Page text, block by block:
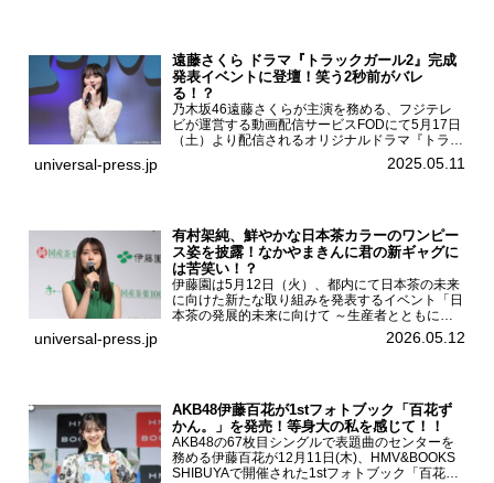
遠藤さくら ドラマ『トラックガール2』完成
発表イベントに登壇！笑う2秒前がバレ
る！？
乃木坂46遠藤さくらが主演を務める、フジテレ
ビが運営する動画配信サービスFODにて5月17日
（土）より配信されるオリジナルドラマ『トラッ
クガール2』の完成発表イベントが５月10日
（土）都内で開催された。FODドラマ『トラック
universal-press.jp 2025.05.11
有村架純、鮮やかな日本茶カラーのワンピー
ス姿を披露！なかやまきんに君の新ギャグに
は苦笑い！？
伊藤園は5月12日（火）、都内にて日本茶の未来
に向けた新たな取り組みを発表するイベント「日
本茶の発展的未来に向けて ～生産者とともに。
日本茶を世界へ～」を開催。イベントには伊藤園
のCMキャラクターを務める有村架純、伊藤園よ
universal-press.jp 2026.05.12
AKB48伊藤百花が1stフォトブック「百花ず
かん。」を発売！等身大の私を感じて！！
AKB48の67枚目シングルで表題曲のセンターを
務める伊藤百花が12月11日(木)、HMV&BOOKS
SHIBUYAで開催された1stフォトブック「百花ず